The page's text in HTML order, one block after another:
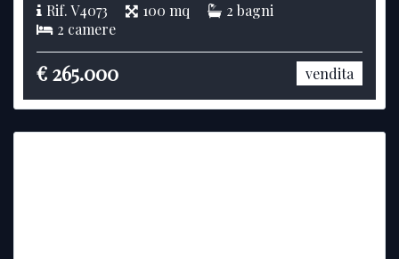
Rif. V4073 100 mq
2 bagni
2 camere
€ 265.000 vendita